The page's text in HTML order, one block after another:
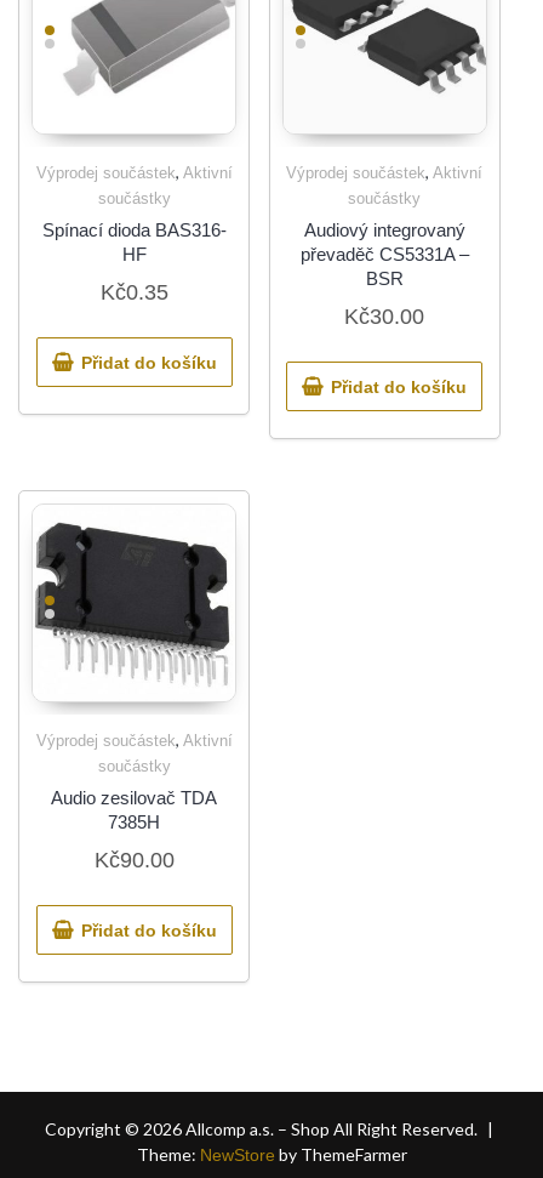
Výprodej součástek, Aktivní
součástky
Spínací dioda BAS316-
HF
Kč0.35
Přidat do košíku
Výprodej součástek,Aktivní
součástky
Audiový integrovaný
převaděč CS5331A –
BSR
Kč30.00
Přidat do košíku
Výprodej součástek, Aktivní
součástky
Audio zesilovač TDA
7385H
Kč90.00
Přidat do košíku
Copyright © 2026 Allcomp a.s. – Shop All Right Reserved.
Theme: NewStore by ThemeFarmer